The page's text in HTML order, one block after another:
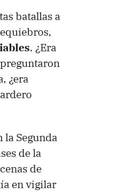
batallas a
. ¿Era
¿era
Segunda
de la
de
en vigilar